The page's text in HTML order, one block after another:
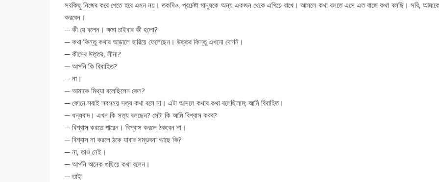
সবকিছু নিজের করে পেতে হবে এমন নয়। তকদিও, প্রচেষ্টা মানুষকে অন্য একজন থেকে এগিয়ে রাখে। আসলে কথা বলতে এসে এত বাজে কথা বলছি। সরি, আমাকে
করবেন।
─ কী যে বলেন। ক্ষমা চাইবার কী হলো?
─ কথা কিন্তু কথার আড়ালে হারিয়ে ফেলেছেন। উত্তর কিন্তু এখনো দেননি।
─ কীসের উত্তর, লীনা?
─ আপনি কি বিবাহিত?
─ না।
─ আমাকে মিথ্যা বলেছিলেন কেন?
─ ফোনে সবাই সবসময় সত্য কথা বলে না। এটা আসলে কথার কথা বলেছিলাম; আমি বিবাহিত।
─ ধন্যবাদ। এখন কি সত্য বলছেন? সেটা কি আমি বিশ্বাস করব?
─ বিশ্বাস করতে পারেন। বিশ্বাস করলে ঠকবেন না।
─ বিশ্বাস না করলে ঠকে যাবার সম্ভবনা আছে কি?
─ না, তাও নেই।
─ আপনি অনেক গুছিয়ে কথা বলেন।
─ তাই!